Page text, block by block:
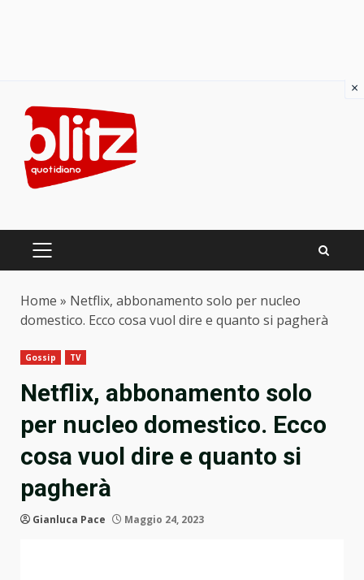
content
PRIMARY
Home » Netflix, abbonamento solo per nucleo
domestico. Ecco cosa vuol dire e quanto si pagherà
Gossip TV
Netflix, abbonamento solo
per nucleo domestico. Ecco
cosa vuol dire e quanto si
pagherà
Gianluca Pace Maggio 24, 2023
×